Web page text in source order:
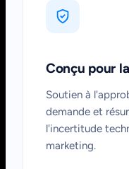
Conçu pour
Soutien à
demande et
l'incertitude
marketing.